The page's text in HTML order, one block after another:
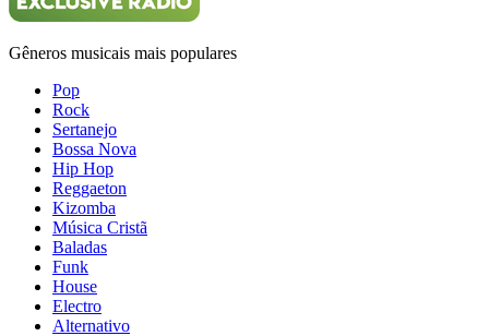
Gêneros musicais mais populares
Pop
Rock
Sertanejo
Bossa Nova
Hip Hop
Reggaeton
Kizomba
Música Cristã
Baladas
Funk
House
Electro
Alternativo